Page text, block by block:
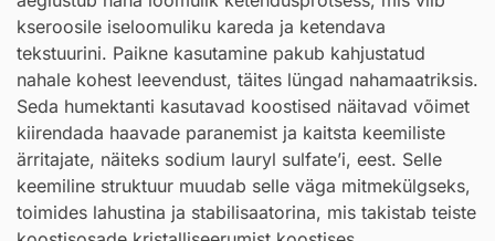
kseroosile iseloomuliku kareda ja ketendava
tekstuurini. Paikne kasutamine pakub kahjustatud
nahale kohest leevendust, täites lüngad nahamaatriksis.
Seda humektanti kasutavad koostised näitavad võimet
kiirendada haavade paranemist ja kaitsta keemiliste
ärritajate, näiteks sodium lauryl sulfate’i, eest. Selle
keemiline struktuur muudab selle väga mitmekülgseks,
toimides lahustina ja stabilisaatorina, mis takistab teiste